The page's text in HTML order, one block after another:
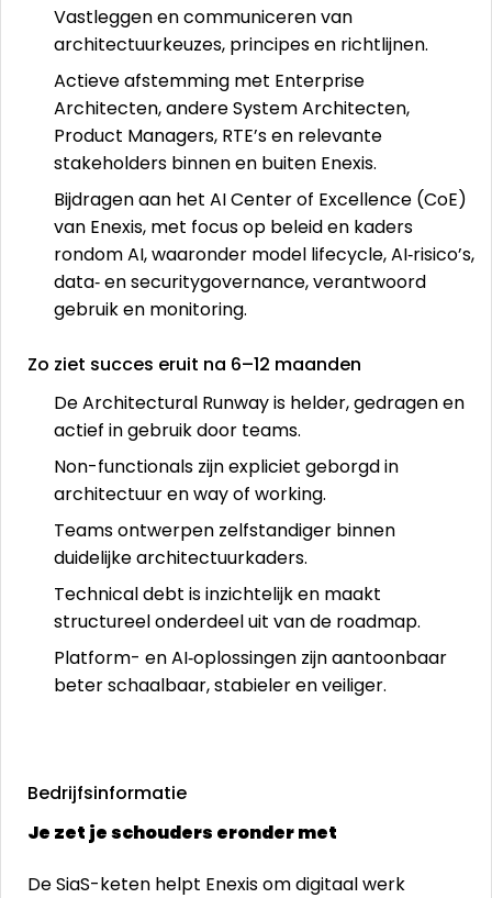
Vastleggen en communiceren van
architectuurkeuzes, principes en richtlijnen.
Actieve afstemming met Enterprise
Architecten, andere System Architecten,
Product Managers, RTE’s en relevante
stakeholders binnen en buiten Enexis.
Bijdragen aan het AI Center of Excellence (CoE)
van Enexis, met focus op beleid en kaders
rondom AI, waaronder model lifecycle, AI‑risico’s,
data‑ en securitygovernance, verantwoord
gebruik en monitoring.
Zo ziet succes eruit na 6–12 maanden
De Architectural Runway is helder, gedragen en
actief in gebruik door teams.
Non-functionals zijn expliciet geborgd in
architectuur en way of working.
Teams ontwerpen zelfstandiger binnen
duidelijke architectuurkaders.
Technical debt is inzichtelijk en maakt
structureel onderdeel uit van de roadmap.
Platform- en AI‑oplossingen zijn aantoonbaar
beter schaalbaar, stabieler en veiliger.
Bedrijfsinformatie
Je zet je schouders eronder met
De SiaS-keten helpt Enexis om digitaal werk